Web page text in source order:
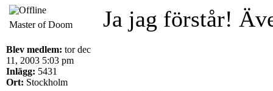
Master of Doom
Blev medlem: tor dec
11, 2003 5:03 pm
Inlägg: 5431
Ort: Stockholm
Ja jag förstår!